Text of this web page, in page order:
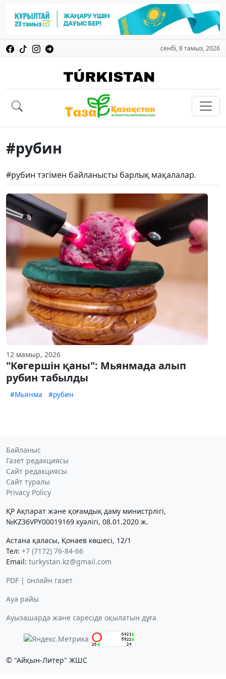
сенбі, 8 тамыз, 2026
#рубин
#рубин тэгімен байланысты барлық мақалалар.
12 мамыр, 2026
"Көгершін қаны": Мьянмада алып
рубин табылды
#Мьянма #рубин
Байланыс
Газет редакциясы
Сайт редакциясы
Сайт туралы
Privacy Policy
ҚР Ақпарат және қоғамдық даму министрлігі,
№KZ36VPY00019169 куәлігі, 08.01.2020 ж.
Астана қаласы, Қонаев көшесі, 12/1
Тел: +7 (7172) 76-84-66
Email: turkystan.kz@gmail.com
PDF | онлайн газет
Ауа райы
Ауызашарда және сәресіде оқылатын дұға
© "Айқын-Литер" ЖШС